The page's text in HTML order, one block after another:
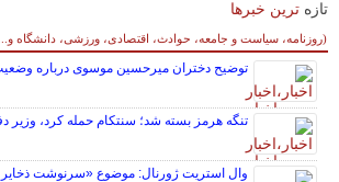
تازه ترین خبرها
(روزنامه، سیاست و جامعه، حوادث، اقتصادی، ورزشی، دانشگاه
سایر خبرهای داغ
توضیح دختران میرحسین موسوی درباره
تنگه هرمز بسته شد؛ سنتکام حمله کرد، وزیر
وال استریت ژورنال: موضوع «سرنوشت ذخایر